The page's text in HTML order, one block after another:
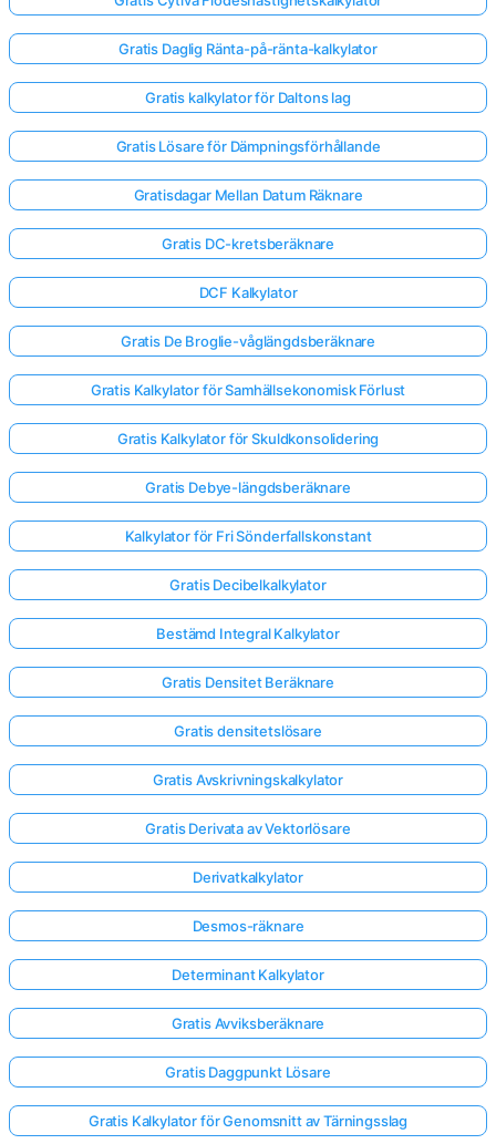
Logga
här!
Gratis Daglig Ränta-på-ränta-kalkylator
Gratis kalkylator för Daltons lag
Gratis Lösare för Dämpningsförhållande
Gratisdagar Mellan Datum Räknare
Gratis DC-kretsberäknare
DCF Kalkylator
Gratis De Broglie-våglängdsberäknare
Gratis Kalkylator för Samhällsekonomisk Förlust
Gratis Kalkylator för Skuldkonsolidering
Gratis Debye-längdsberäknare
Kalkylator för Fri Sönderfallskonstant
Gratis Decibelkalkylator
Bestämd Integral Kalkylator
Gratis Densitet Beräknare
Gratis densitetslösare
Gratis Avskrivningskalkylator
Gratis Derivata av Vektorlösare
Derivatkalkylator
Desmos-räknare
Determinant Kalkylator
Gratis Avviksberäknare
Gratis Daggpunkt Lösare
Gratis Kalkylator för Genomsnitt av Tärningsslag